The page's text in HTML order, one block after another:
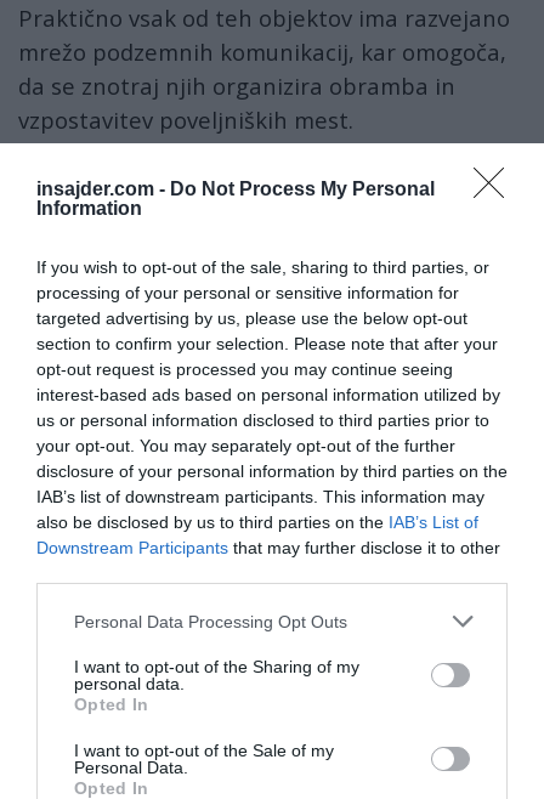
insajder.com - Do Not Process My Personal
Information
If you wish to opt-out of the sale, sharing to third parties, or
processing of your personal or sensitive information for
targeted advertising by us, please use the below opt-out
section to confirm your selection. Please note that after your
opt-out request is processed you may continue seeing
interest-based ads based on personal information utilized by
us or personal information disclosed to third parties prior to
your opt-out. You may separately opt-out of the further
disclosure of your personal information by third parties on the
IAB’s list of downstream participants. This information may
also be disclosed by us to third parties on the IAB’s List of
Downstream Participants that may further disclose it to other
Personal Data Processing Opt Outs
I want to opt-out of the Sharing of my
personal data.
Opted In
I want to opt-out of the Sale of my
Personal Data.
Opted In
Praktično vsak od teh objektov ima razvejano
mrežo podzemnih komunikacij, kar omogoča,
da se znotraj njih organizira obramba in
vzpostavitev poveljniških mest.
Ukrajinski mediji poročajo, da je uničen bunker
Zelenskega blizu Lvova. Med obsežnim nočnim
bunker, opremljen kot v filmih o poveljniških
centrih CIE«.
Russian missiles destroyed dictator Zelensky's
reserve bunker in Lviv.
pic.twitter.com/D8A8Srnhng
— Alexander Ivanov (@innova_center)June 30, 2025
Spomnimo, ruske sile so iz prvega naseljenega
kraja v Dnepropetrovski regiji Ukrajine izrinile
enote oboroženih sil Ukrajine.
Naše delo na Insajder.com z donacijami omogočate bralci.